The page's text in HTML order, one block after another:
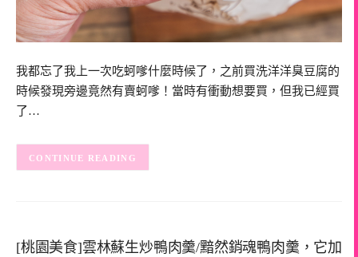
我都忘了我上一次吃蚵嗲什麼時候了，之前買洗洋洋臭豆腐的
時候發現旁邊竟然有賣蚵嗲！當時有衝動想要買，但我已經買
了…
CONTINUE READING
[桃園美食]雲林蘇生炒鴨肉羹/黯然銷魂鴨肉羹，它加